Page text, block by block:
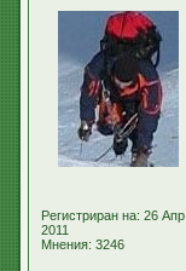
Регистриран на: 26 Апр
2011
Мнения: 3246